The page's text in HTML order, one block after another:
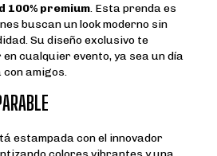
100% premium. Esta prenda es
buscan un look moderno sin
Su diseño exclusivo te
cualquier evento, ya sea un día
amigos.
estampada con el innovador